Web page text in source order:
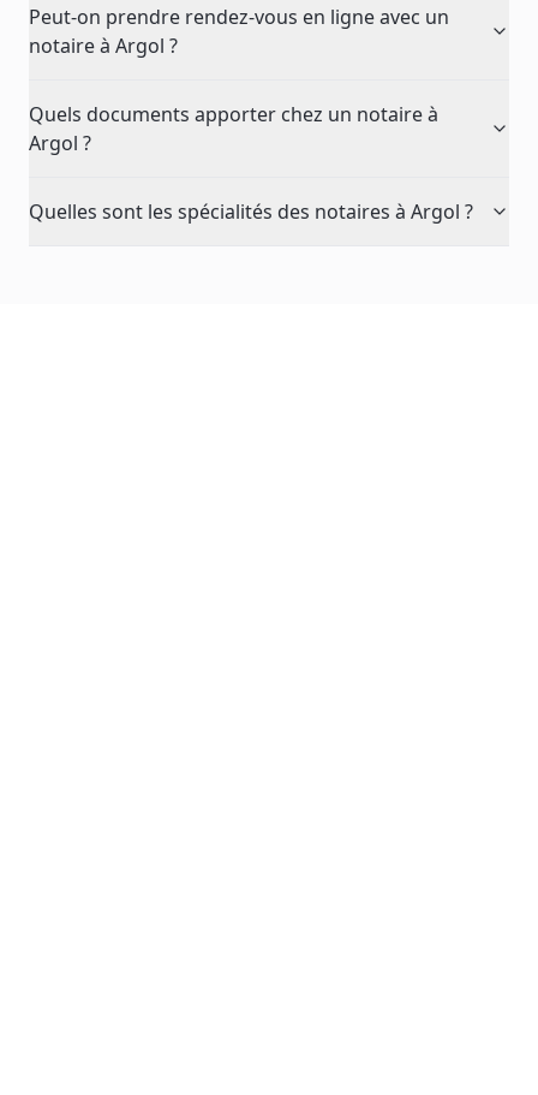
Peut-on prendre rendez-vous en ligne avec un
notaire à Argol ?
Quels documents apporter chez un notaire à
Argol ?
Quelles sont les spécialités des notaires à Argol ?